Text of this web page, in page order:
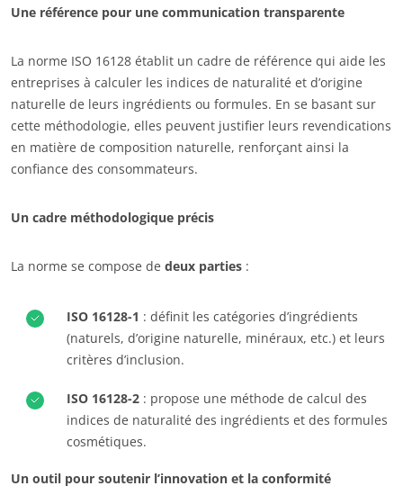
Qui sommes nous ?
Espagne (espagnol)
Italie (italien)
Portugal (portugais)
Roumanie (roumain)
Serbie (serbe)
Une référence pour une communication transparente
La norme ISO 16128 établit un cadre de référence qui aide les
entreprises à calculer les indices de naturalité et d’origine
naturelle de leurs ingrédients ou formules. En se basant sur
cette méthodologie, elles peuvent justifier leurs revendications
en matière de composition naturelle, renforçant ainsi la
confiance des consommateurs.
Un cadre méthodologique précis
La norme se compose de deux parties :
ISO 16128-1 : définit les catégories d’ingrédients
(naturels, d’origine naturelle, minéraux, etc.) et leurs
critères d’inclusion.
ISO 16128-2 : propose une méthode de calcul des
indices de naturalité des ingrédients et des formules
cosmétiques.
Un outil pour soutenir l’innovation et la conformité